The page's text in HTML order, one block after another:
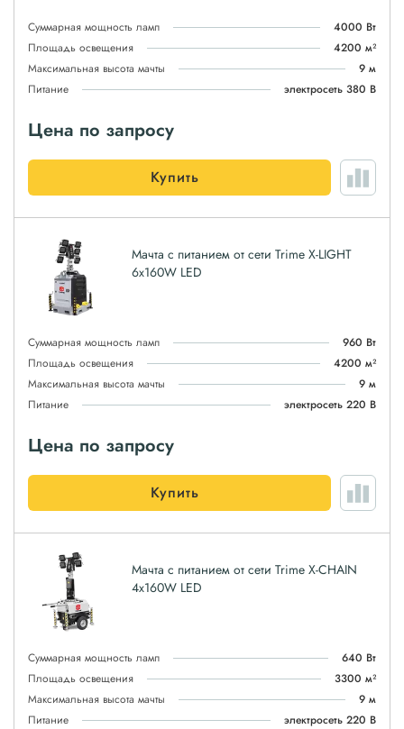
Суммарная мощность ламп
4000 Вт
Площадь освещения
4200 м²
Максимальная высота мачты
9 м
Питание
электросеть 380 В
Цена по запросу
Купить
Мачта с питанием от сети Trime X-LIGHT
6x160W LED
Суммарная мощность ламп
960 Вт
Площадь освещения
4200 м²
Максимальная высота мачты
9 м
Питание
электросеть 220 В
Цена по запросу
Купить
Мачта с питанием от сети Trime X-CHAIN
4x160W LED
Суммарная мощность ламп
640 Вт
Площадь освещения
3300 м²
Максимальная высота мачты
9 м
Питание
электросеть 220 В